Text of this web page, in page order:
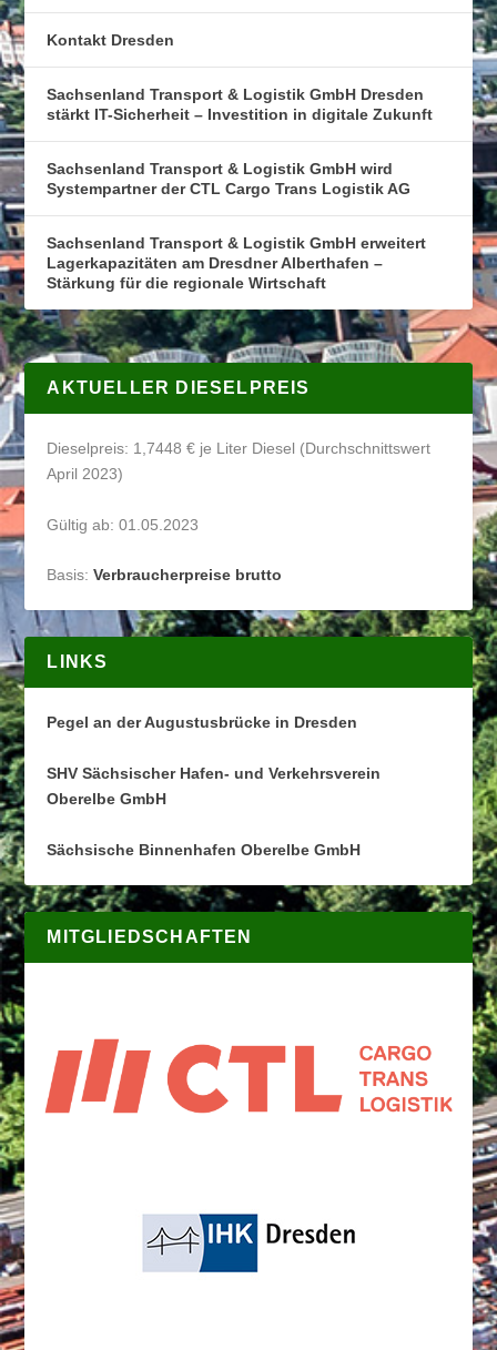
Kontakt Dresden
Sachsenland Transport & Logistik GmbH Dresden
stärkt IT-Sicherheit – Investition in digitale Zukunft
Sachsenland Transport & Logistik GmbH wird
Systempartner der CTL Cargo Trans Logistik AG
Sachsenland Transport & Logistik GmbH erweitert
Lagerkapazitäten am Dresdner Alberthafen –
Stärkung für die regionale Wirtschaft
AKTUELLER DIESELPREIS
Dieselpreis: 1,7448 € je Liter Diesel (Durchschnittswert
April 2023)
Gültig ab: 01.05.2023
Basis:Verbraucherpreise brutto
LINKS
Pegel an der Augustusbrücke in Dresden
SHV Sächsischer Hafen- und Verkehrsverein
Oberelbe GmbH
Sächsische Binnenhafen Oberelbe GmbH
MITGLIEDSCHAFTEN